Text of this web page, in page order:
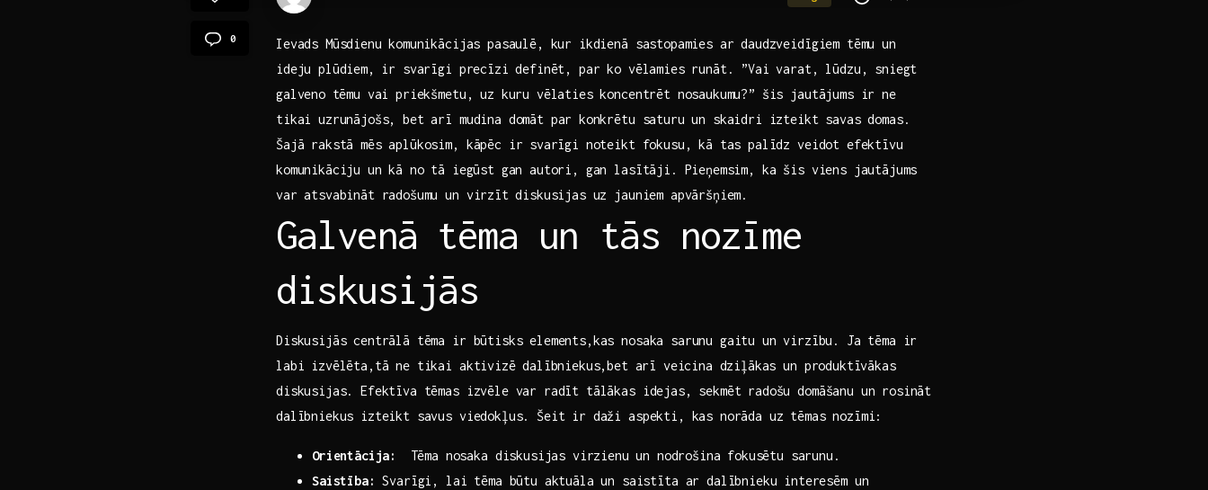
0
Ievads Mūsdienu ⁣komunikācijas pasaulē, kur ikdienā sastopamies ar daudzveidīgiem ​tēmu un
ideju plūdiem, ⁣ir svarīgi precīzi definēt, par ‍ko vēlamies runāt. ​”Vai varat, lūdzu, sniegt
galveno ⁢tēmu vai priekšmetu, uz kuru vēlaties koncentrēt nosaukumu?” šis jautājums‌ ir‌ ne
tikai uzrunājošs, bet ​arī mudina domāt par⁣ konkrētu saturu un skaidri izteikt savas domas.
Šajā rakstā mēs aplūkosim, kāpēc ir⁢ svarīgi noteikt fokusu, kā tas palīdz veidot ​efektīvu
komunikāciju ⁢un ‍kā no tā iegūst gan autori, gan lasītāji. Pieņemsim, ka šis ‍viens jautājums
var atsvabināt radošumu‌ un virzīt⁤ diskusijas uz jauniem apvāršņiem.
Galvenā⁣ tēma un tās nozīme
diskusijās
Diskusijās centrālā tēma ir būtisks‍ elements,kas nosaka sarunu gaitu un⁣ virzību. Ja tēma ir⁤
labi izvēlēta,tā ne​ tikai aktivizē⁣ dalībniekus,bet ⁣arī veicina dziļākas un produktīvākas‍
diskusijas. Efektīva tēmas izvēle ​var​ radīt tālākas ​idejas, sekmēt radošu domāšanu un rosināt
dalībniekus izteikt savus viedokļus. Šeit ir ​daži aspekti, kas norāda uz tēmas nozīmi:
Orientācija:
⁤ Tēma nosaka diskusijas virzienu un ⁤nodrošina fokusētu sarunu.
Saistība: Svarīgi, lai tēma būtu aktuāla un saistīta ar‍ dalībnieku interesēm un